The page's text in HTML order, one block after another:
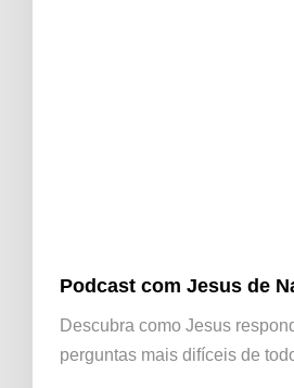
Podcast com Jesus de
Descubra como Jesus
perguntas mais difíceis de